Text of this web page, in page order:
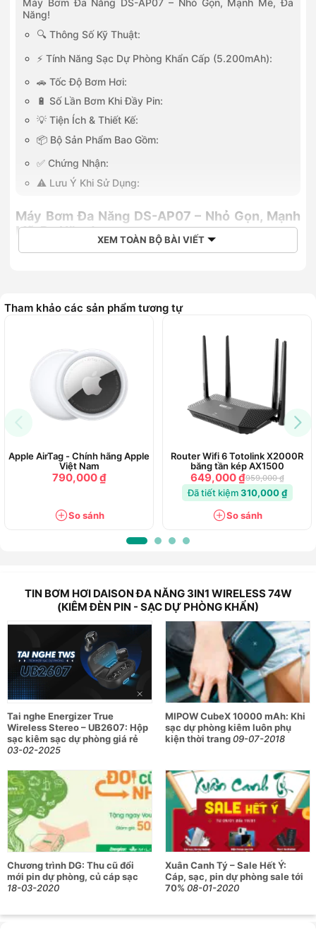
Năng!
🔍 Thông Số Kỹ Thuật:
⚡ Tính Năng Sạc Dự Phòng Khẩn Cấp (5.200mAh):
🚗 Tốc Độ Bơm Hơi:
🔋 Số Lần Bơm Khi Đầy Pin:
💡 Tiện Ích & Thiết Kế:
📦 Bộ Sản Phẩm Bao Gồm:
✅ Chứng Nhận:
⚠️ Lưu Ý Khi Sử Dụng:
Máy Bơm Đa Năng DS-AP07 – Nhỏ Gọn, Mạnh
Mẽ, Đa Năng!
Mã sản phẩm:DS-AP07
Tiêu chuẩn Châu Âu (EU)
Chức năng:
Bơm hơi tự động
Đèn pin khẩn cấp siêu sáng
Thiết kế phù hợp cho:
Xe ô tô, xe máy, xe đạp, banh
thể thao, đồ chơi bơm hơi
0 – 150 psi / 0 – 10 bar
Thông số xi lanh:
Nhôm cao cấp
Kích thước sản phẩm:Ø53mm x 165mm
23 x 9 x 6.5 cm
Bảo hành:1 năm
⚡Tính Năng Sạc Dự Phòng Khẩn Cấp (5.200mAh):
Lưu ý sử dụng:
Nhấn giữ nút nguồn để bật máy
Cắm cáp sạc vào Airpump
Cắm thiết bị cần sạc (điện thoại, tai nghe…)
Dung lượng pin:5200mAh (2x2600mAh)
Chuẩn sạc:Type-C (5V/2A)
Chỉ nên dùng trong tình huống khẩn cấp do dung
lượng pin giới hạn
XEM TOÀN BỘ BÀI VIẾT
Tham khảo các sản phẩm tương tự
Apple AirTag - Chính hãng Apple
Việt Nam
790,000 ₫
So sánh
Router Wifi 6 Totolink X2000R
băng tần kép AX1500
649,000 ₫959,000 ₫
Đã tiết kiệm310,000 ₫
So sánh
TIN BƠM HƠI DAISON ĐA NĂNG 3IN1 WIRELESS 74W
(KIÊM ĐÈN PIN - SẠC DỰ PHÒNG KHẨN)
Tai nghe Energizer True
Wireless Stereo – UB2607: Hộp
sạc kiêm sạc dự phòng giá rẻ
03-02-2025
MIPOW CubeX 10000 mAh: Khi
sạc dự phòng kiêm luôn phụ
kiện thời trang09-07-2018
Chương trình DG: Thu cũ đổi
mới pin dự phòng, củ cáp sạc
18-03-2020
Xuân Canh Tý – Sale Hết Ý:
Cáp, sạc, pin dự phòng sale tới
70% 08-01-2020